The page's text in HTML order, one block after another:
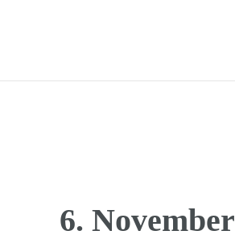
6. November